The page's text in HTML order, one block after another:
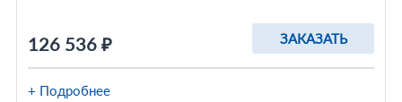
126 536 ₽ ЗАКАЗАТЬ
+ Подробнее